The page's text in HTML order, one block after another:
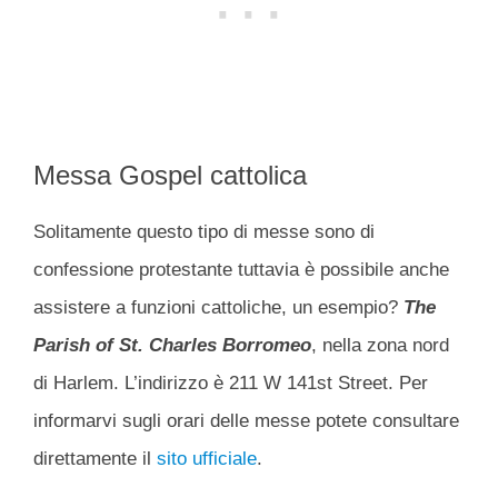
Messa Gospel cattolica
Solitamente questo tipo di messe sono di
confessione protestante tuttavia è possibile anche
assistere a funzioni cattoliche, un esempio? The
Parish of St. Charles Borromeo, nella zona nord
di Harlem. L’indirizzo è 211 W 141st Street. Per
informarvi sugli orari delle messe potete consultare
direttamente il sito ufficiale.